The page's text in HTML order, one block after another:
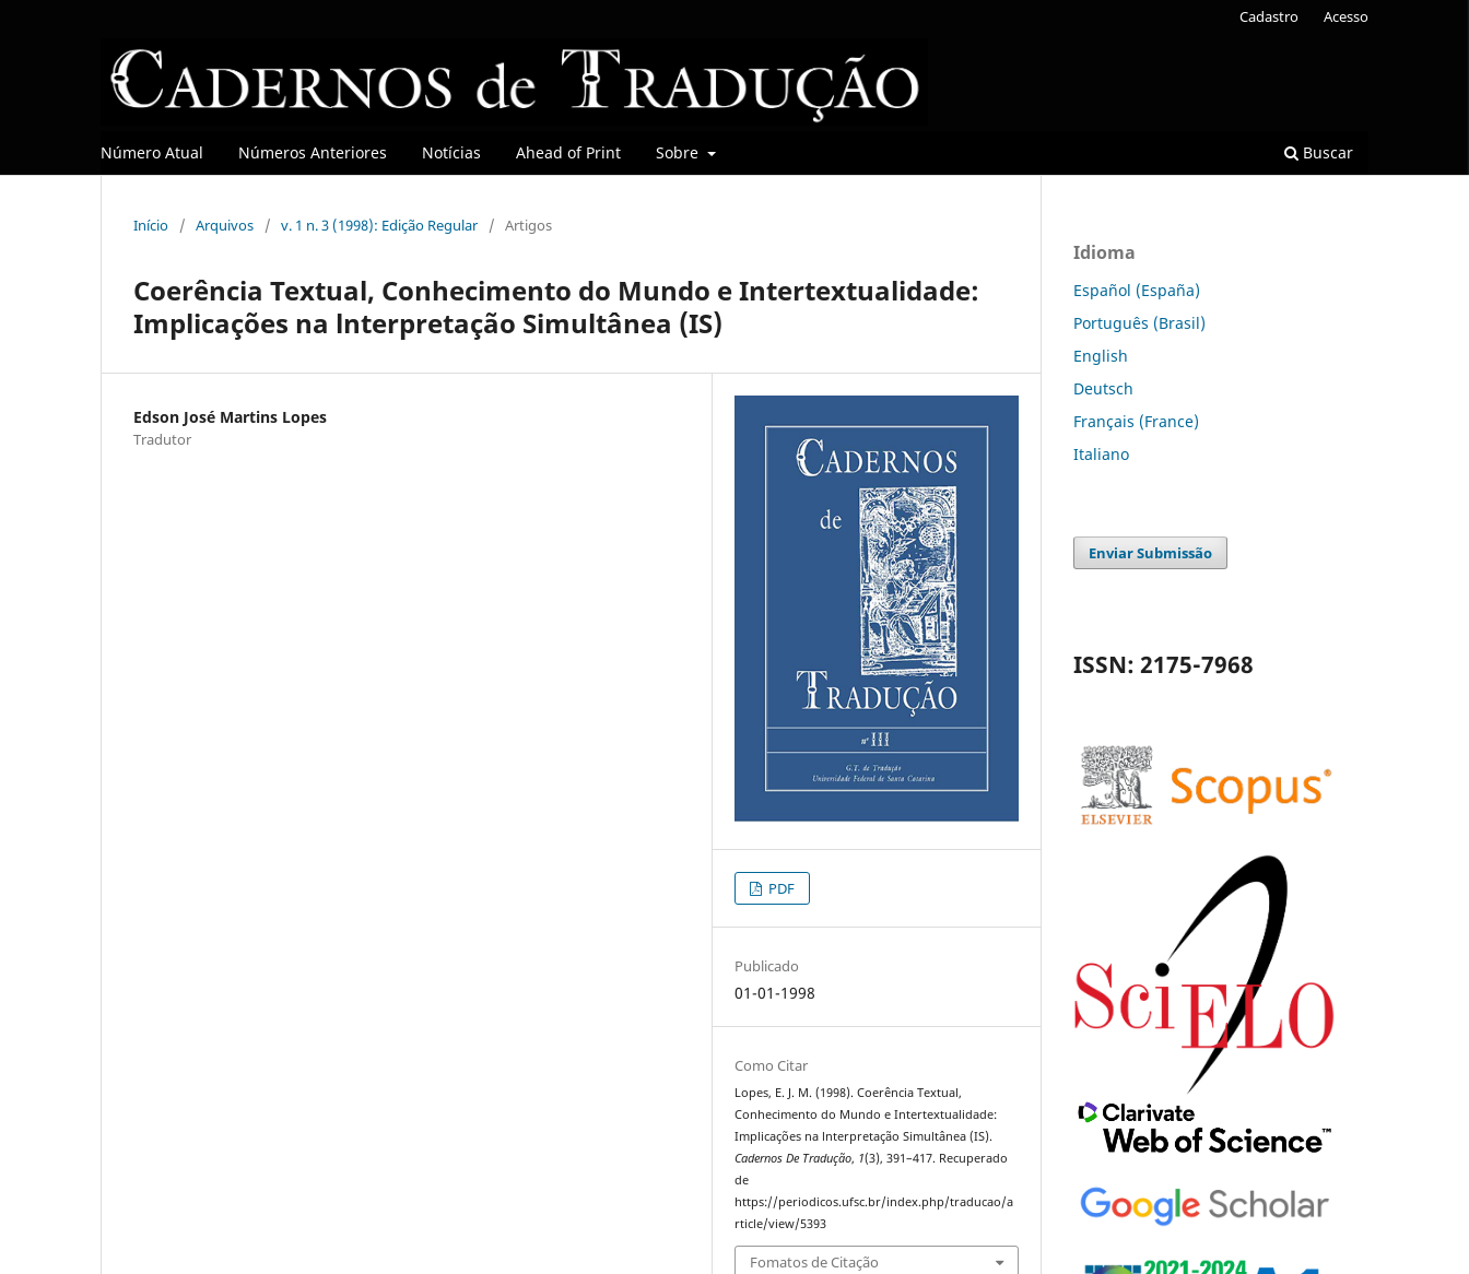
Número Atual Números Anteriores Notícias Ahead of Print Sobre Buscar
Cadastro Acesso
Início / Arquivos / v. 1 n. 3 (1998): Edição Regular / Artigos
Coerência Textual, Conhecimento do Mundo e Intertextualidade:
Implicações na lnterpretação Simultânea (IS)
Edson José Martins Lopes
Tradutor
PDF
Publicado
01-01-1998
Como Citar
Lopes, E. J. M. (1998). Coerência Textual,
Conhecimento do Mundo e Intertextualidade:
Implicações na lnterpretação Simultânea (IS).
Cadernos De Tradução, 1(3), 391–417. Recuperado
de
https://periodicos.ufsc.br/index.php/traducao/a
rticle/view/5393
Fomatos de Citação
Idioma
Español (España)
Português (Brasil)
English
Deutsch
Français (France)
Italiano
Enviar Submissão
ISSN: 2175-7968